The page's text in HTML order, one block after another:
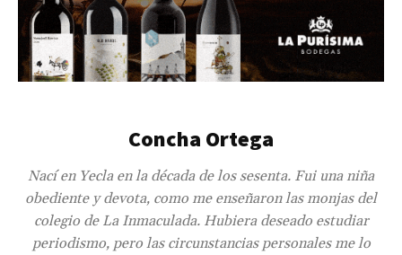
Concha Ortega
Nací en Yecla en la década de los sesenta. Fui una niña
obediente y devota, como me enseñaron las monjas del
colegio de La Inmaculada. Hubiera deseado estudiar
periodismo, pero las circunstancias personales me lo